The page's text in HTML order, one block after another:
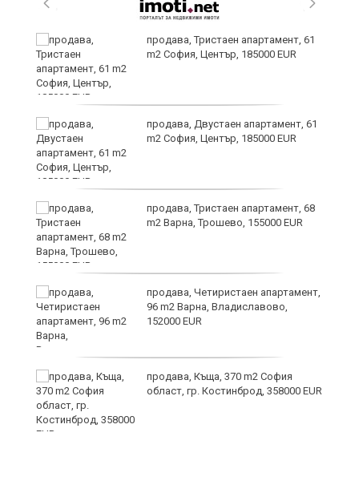
продава, Тристаен апартамент, 61
m2 София, Център, 185000 EUR
продава, Двустаен апартамент, 61
m2 София, Център, 185000 EUR
продава, Тристаен апартамент, 68
m2 Варна, Трошево, 155000 EUR
продава, Четиристаен апартамент,
96 m2 Варна, Владиславово,
152000 EUR
продава, Къща, 370 m2 София
област, гр. Костинброд, 358000 EUR